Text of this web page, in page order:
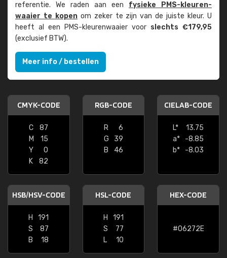
referentie. We raden aan een fysieke PMS-kleuren­
waaier te kopenom zeker te zijn van de juiste kleur. U
heeft al een PMS-kleuren­waaier voor slechts €179,95
(exclusief BTW).
Meer info / bestellen
CMYK-CODE
C
87
M
15
Y
0
K
82
RGB-CODE
R
6
G
39
B
46
CIELAB-CODE
L*
13.75
a*
-8.85
b*
-8.03
HSB/HSV-CODE
H
191
S
87
B
18
HSL-CODE
H
191
S
77
L
10
HEX-CODE
#06272E